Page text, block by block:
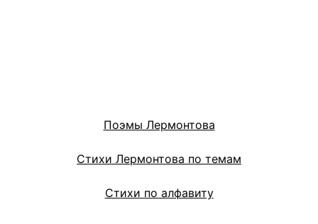
Поэмы Лермонтова
Стихи Лермонтова по темам
Стихи по алфавиту